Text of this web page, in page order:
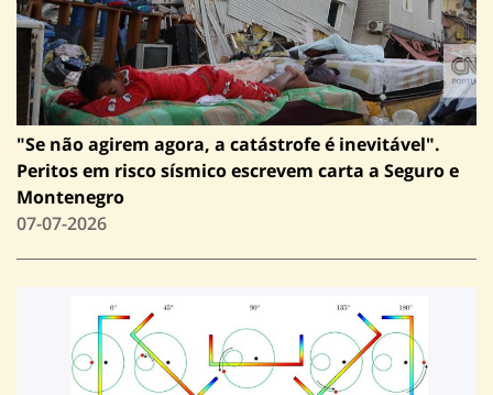
"Se não agirem agora, a catástrofe é inevitável".
Peritos em risco sísmico escrevem carta a Seguro e
Montenegro
07-07-2026